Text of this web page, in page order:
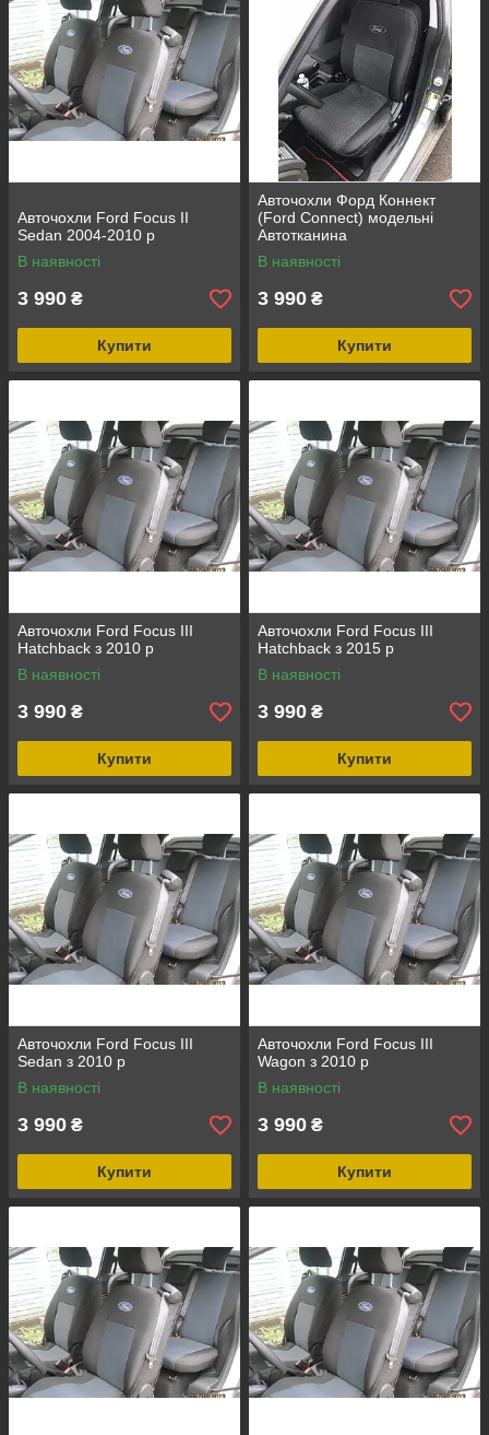
Авточохли Ford Focus II
Sedan 2004-2010 р
В наявності
3 990 ₴
Купити
Авточохли Форд Коннект
(Ford Connect) модельні
Автотканина
В наявності
3 990 ₴
Купити
Авточохли Ford Focus III
Hatchback з 2010 р
В наявності
3 990 ₴
Купити
Авточохли Ford Focus III
Hatchback з 2015 р
В наявності
3 990 ₴
Купити
Авточохли Ford Focus III
Sedan з 2010 р
В наявності
3 990 ₴
Купити
Авточохли Ford Focus III
Wagon з 2010 р
В наявності
3 990 ₴
Купити